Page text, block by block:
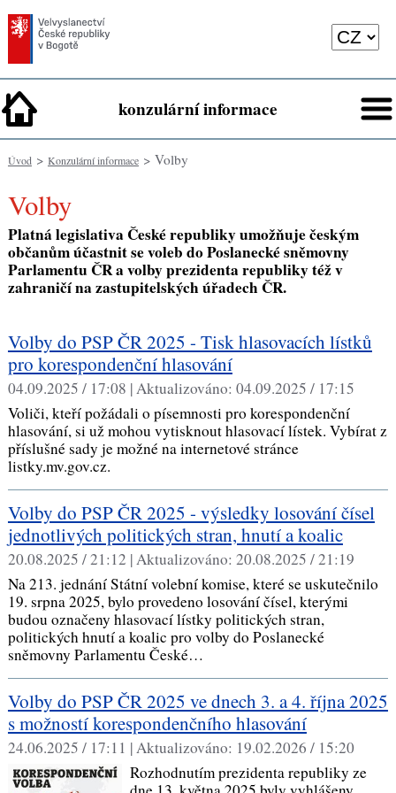
konzulární informace
Úvod> Konzulární informace> Volby
Volby
Platná legislativa České republiky umožňuje českým
občanům účastnit se voleb do Poslanecké sněmovny
Parlamentu ČR a volby prezidenta republiky též v
zahraničí na zastupitelských úřadech ČR.
Volby do PSP ČR 2025 - Tisk hlasovacích lístků
pro korespondenční hlasování
04.09.2025 / 17:08 |Aktualizováno: 04.09.2025 / 17:15
Voliči, kteří požádali o písemnosti pro korespondenční
hlasování, si už mohou vytisknout hlasovací lístek. Vybírat z
příslušné sady je možné na internetové stránce
listky.mv.gov.cz.
Volby do PSP ČR 2025 - výsledky losování čísel
jednotlivých politických stran, hnutí a koalic
20.08.2025 / 21:12 |Aktualizováno: 20.08.2025 / 21:19
Na 213. jednání Státní volební komise, které se uskutečnilo
19. srpna 2025, bylo provedeno losování čísel, kterými
budou označeny hlasovací lístky politických stran,
politických hnutí a koalic pro volby do Poslanecké
sněmovny Parlamentu České…
Volby do PSP ČR 2025 ve dnech 3. a 4. října 2025
s možností korespondenčního hlasování
24.06.2025 / 17:11 |Aktualizováno: 19.02.2026 / 15:20
Rozhodnutím prezidenta republiky ze